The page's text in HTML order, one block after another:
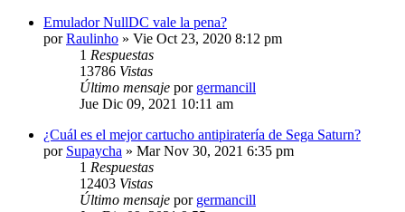
Emulador NullDC vale la pena?
porRaulinho » Vie Oct 23, 2020 8:12 pm
1 Respuestas
13786 Vistas
Último mensaje por germancill
Jue Dic 09, 2021 10:11 am
¿Cuál es el mejor cartucho antipiratería de Sega Saturn?
por Supaycha » Mar Nov 30, 2021 6:35 pm
1 Respuestas
12403 Vistas
Último mensaje por germancill